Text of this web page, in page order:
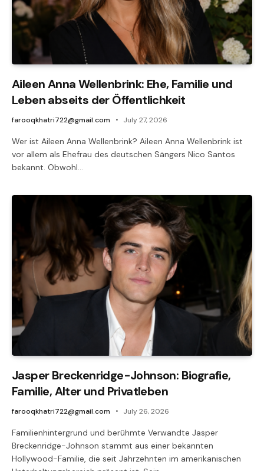
Aileen Anna Wellenbrink: Ehe, Familie und
Leben abseits der Öffentlichkeit
farooqkhatri722@gmail.com July 27, 2026
Wer ist Aileen Anna Wellenbrink? Aileen Anna Wellenbrink ist
vor allem als Ehefrau des deutschen Sängers Nico Santos
bekannt. Obwohl…
Jasper Breckenridge-Johnson: Biografie,
Familie, Alter und Privatleben
farooqkhatri722@gmail.com July 26, 2026
Familienhintergrund und berühmte Verwandte Jasper
Breckenridge-Johnson stammt aus einer bekannten
Hollywood-Familie, die seit Jahrzehnten im amerikanischen